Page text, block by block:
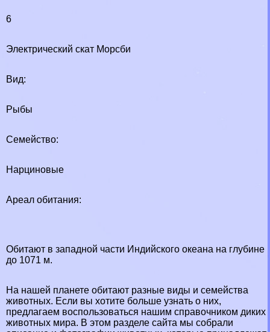
6
Электрический скат Морсби
Вид:
Рыбы
Семейство:
Нарциновые
Ареал обитания:
Обитают в западной части Индийского океана на глубине
до 1071 м.
На нашей планете обитают разные виды и семейства
животных. Если вы хотите больше узнать о них,
предлагаем воспользоваться нашим справочником диких
животных мира. В этом разделе сайта мы собрали